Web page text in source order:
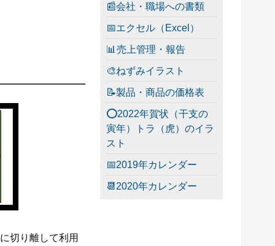
切り離して利用
📰会社・職場への書類
📅エクセル（Excel）
📊売上管理・報告
🎨ねずみイラスト
📝製品・商品の価格表
⭕2022年賀状（干支の
寅年）トラ（虎）のイラ
スト
📅2019年カレンダー
📆2020年カレンダー